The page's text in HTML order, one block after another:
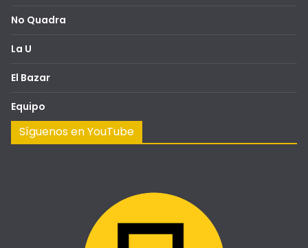
No Quadra
La U
El Bazar
Equipo
Síguenos en YouTube